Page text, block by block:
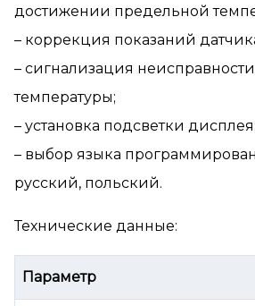
достижении предельной
– коррекция показаний
– сигнализация
температуры;
– установка подсветки дисплея;
– выбор языка
русский, польский.
Технические данные:
Параметр